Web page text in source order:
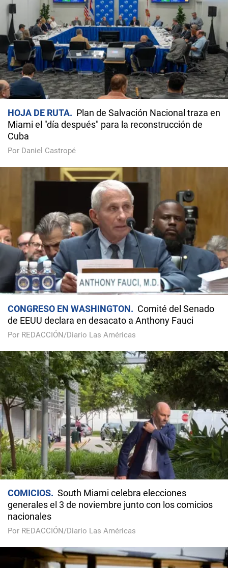
HOJA DE RUTA
Plan de Salvación Nacional traza en
Miami el "día después" para la reconstrucción de
Cuba
Por Daniel Castropé
CONGRESO EN WASHINGTON
Comité del Senado
de EEUU declara en desacato a Anthony Fauci
Por REDACCIÓN/Diario Las Américas
COMICIOS
South Miami celebra elecciones
generales el 3 de noviembre junto con los comicios
nacionales
Por REDACCIÓN/Diario Las Américas